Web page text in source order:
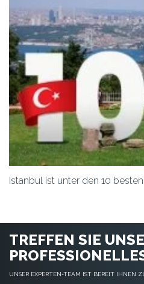
Istanbul ist unter den 10
TREFFEN SIE
UNSER EXPERTEN-TEAM IST BEREIT IHNEN